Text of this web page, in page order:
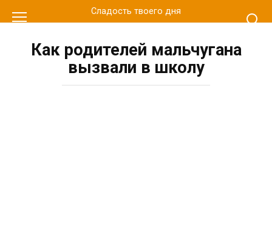
к
Сладость твоего дня
Как родителей мальчугана
вызвали в школу